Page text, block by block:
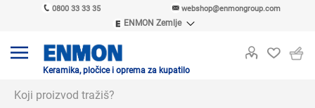
0800 33 33 35 webshop@enmongroup.com
ENMON Zemlje
ENMON MKD
Keramika, pločice i oprema za kupatilo